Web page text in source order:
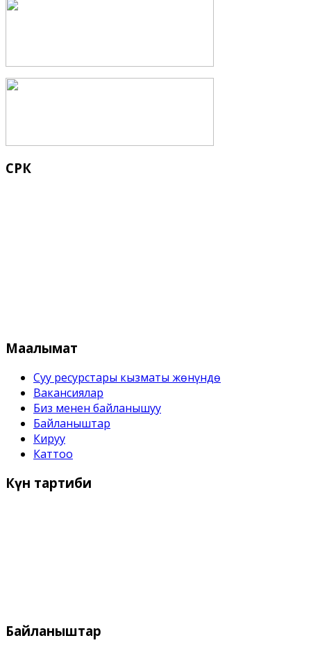
СРК
Маалымат
Суу ресурстары кызматы жѳнүндѳ
Вакансиялар
Биз менен байланышуу
Байланыштар
Кируу
Каттоо
Күн тартиби
Байланыштар